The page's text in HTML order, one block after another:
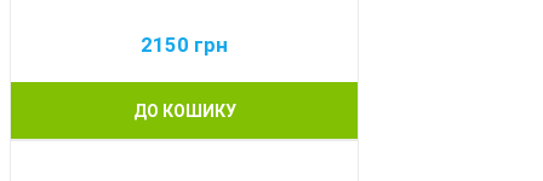
2150 грн
ДО КОШИКУ